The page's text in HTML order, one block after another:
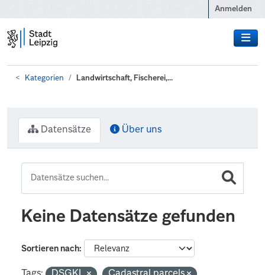
Anmelden
Kategorien Landwirtschaft, Fischerei,...
Datensätze Über uns
Keine Datensätze gefunden
Sortieren nach